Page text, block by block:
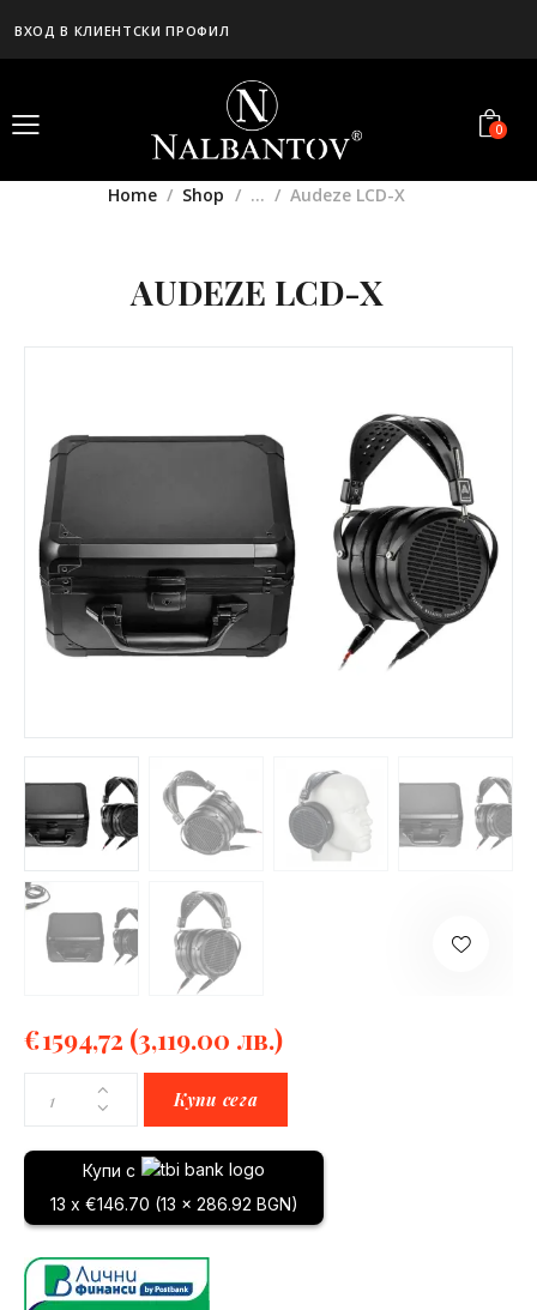
ВХОД В КЛИЕНТСКИ ПРОФИЛ
0
AUDEZE LCD-X
Home Shop ... Audeze LCD-X
€1594,72 (3,119.00 лв.)
Купи сега
Купи с
13 x €146.70 (13 x 286.92 BGN)